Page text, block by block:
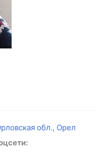
обл., Орел